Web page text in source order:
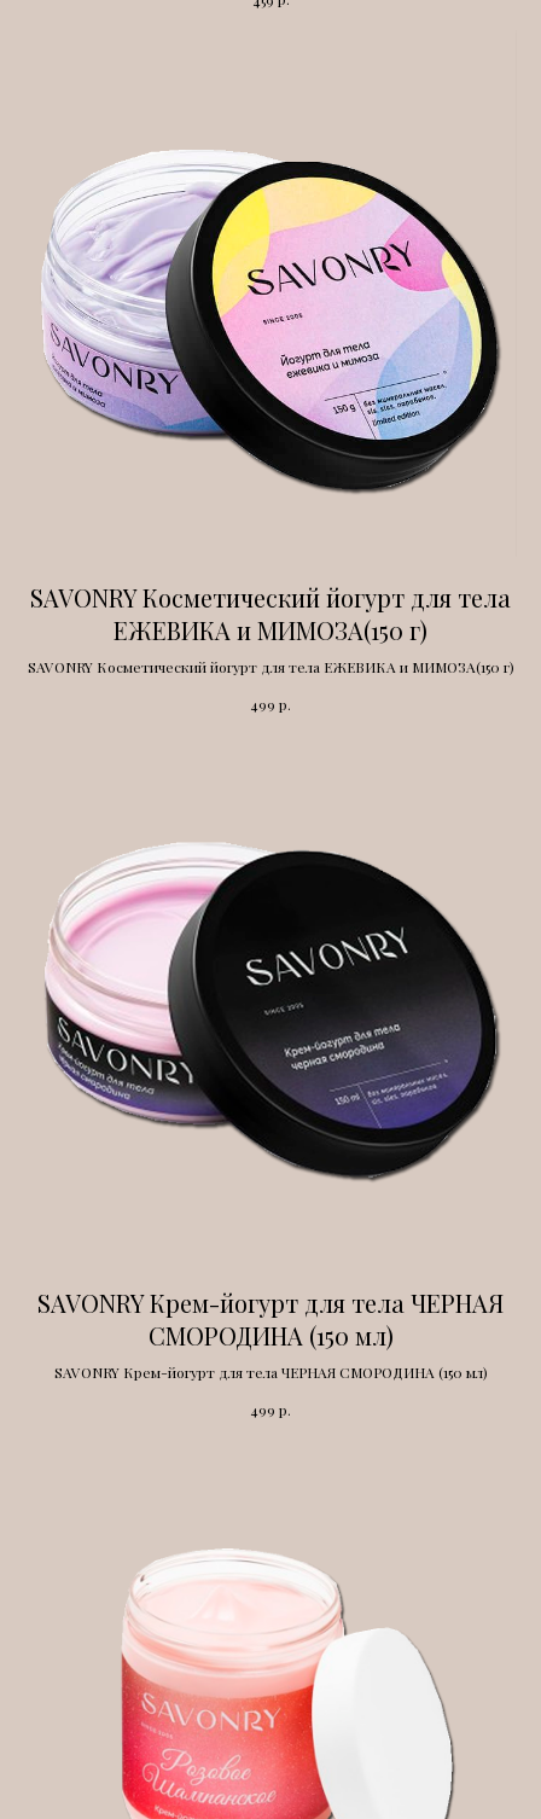
SAVONRY Косметический йогурт для тела
ЕЖЕВИКА и МИМОЗА(150 г)
SAVONRY Косметический йогурт для тела ЕЖЕВИКА и МИМОЗА(150 г)
499 р.
SAVONRY Крем-йогурт для тела ЧЕРНАЯ
СМОРОДИНА (150 мл)
SAVONRY Крем-йогурт для тела ЧЕРНАЯ СМОРОДИНА (150 мл)
499 р.